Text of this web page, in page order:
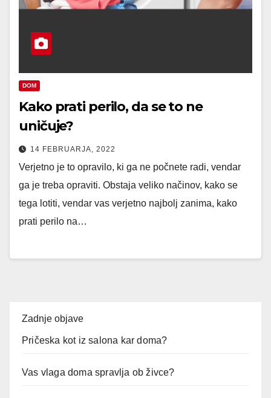
DOM
Kako prati perilo, da se to ne
uničuje?
14 FEBRUARJA, 2022
Verjetno je to opravilo, ki ga ne počnete radi, vendar
ga je treba opraviti. Obstaja veliko načinov, kako se
tega lotiti, vendar vas verjetno najbolj zanima, kako
prati perilo na…
Zadnje objave
Pričeska kot iz salona kar doma?
Vas vlaga doma spravlja ob živce?